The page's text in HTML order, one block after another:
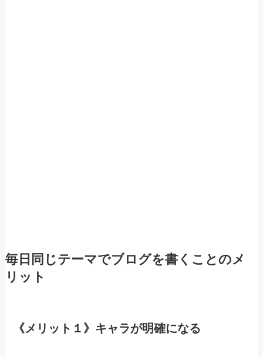
毎日同じテーマでブログを書くことのメ
リット
《メリット１》キャラが明確になる